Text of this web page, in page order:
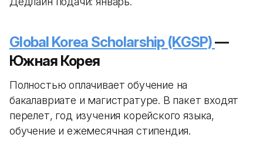
Global Korea Scholarship (KGSP)—
Южная Корея
Полностью оплачивает обучение на
бакалавриате и магистратуре. В пакет входят
перелет, год изучения корейского языка,
обучение и ежемесячная стипендия.